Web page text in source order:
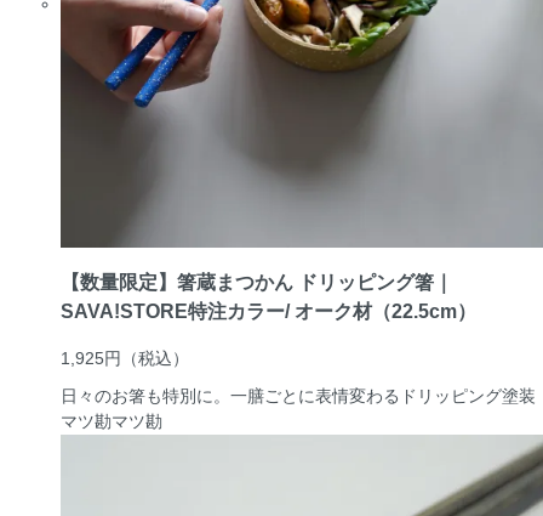
【数量限定】箸蔵まつかん ドリッピング箸｜
SAVA!STORE特注カラー/ オーク材（22.5cm）
1,925円 （税込）
日々のお箸も特別に。一膳ごとに表情変わるドリッピング塗装
マツ勘マツ勘